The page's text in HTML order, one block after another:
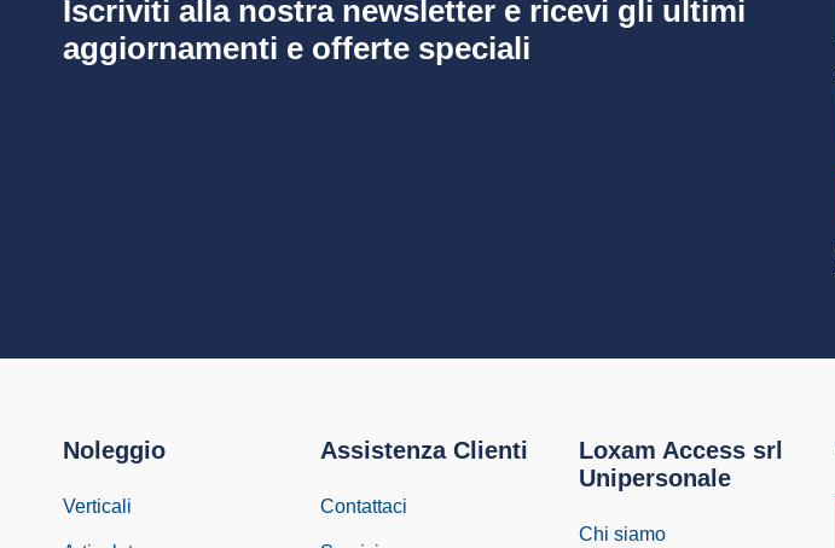
Iscriviti alla nostra newsletter e ricevi gli ultimi
aggiornamenti e offerte speciali
Noleggio
Verticali
Assistenza Clienti
Contattaci
Loxam Access srl
Unipersonale
Chi siamo